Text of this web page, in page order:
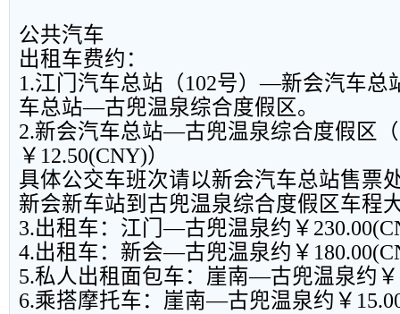
公共汽车
出租车费约：
1.江门汽车总站（102号）—新会汽车
车总站—古兜温泉综合度假区。
2.新会汽车总站—古兜温泉综合度假区
￥12.50(CNY)）
具体公交车班次请以新会汽车总站售票
新会新车站到古兜温泉综合度假区车程
3.出租车：江门—古兜温泉约￥
4.出租车：新会—古兜温泉约￥
5.私人出租面包车：崖南—古兜温泉约
6.乘搭摩托车：崖南—古兜温泉约￥